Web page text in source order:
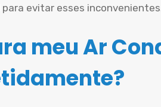
evitar esses
meu Ar